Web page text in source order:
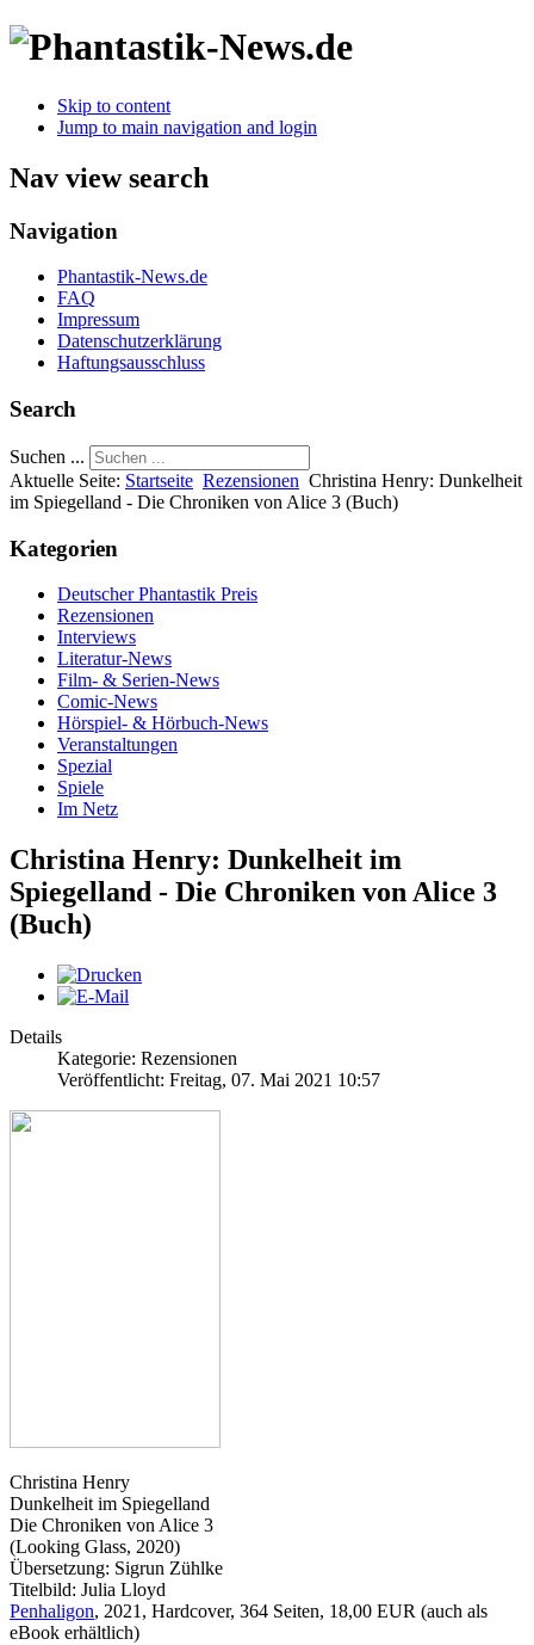
Skip to content
Jump to main navigation and login
Nav view search
Navigation
Phantastik-News.de
FAQ
Impressum
Datenschutzerklärung
Haftungsausschluss
Search
Suchen ...
Aktuelle Seite: Startseite Rezensionen Christina Henry: Dunkelheit
im Spiegelland - Die Chroniken von Alice 3 (Buch)
Kategorien
Deutscher Phantastik Preis
Rezensionen
Interviews
Literatur-News
Film- & Serien-News
Comic-News
Hörspiel- & Hörbuch-News
Veranstaltungen
Spezial
Spiele
Im Netz
Christina Henry: Dunkelheit im
Spiegelland - Die Chroniken von Alice 3
(Buch)
Details
Kategorie: Rezensionen
Veröffentlicht: Freitag, 07. Mai 2021 10:57
Christina Henry
Dunkelheit im Spiegelland
Die Chroniken von Alice 3
(Looking Glass, 2020)
Übersetzung: Sigrun Zühlke
Titelbild: Julia Lloyd
Penhaligon, 2021, Hardcover, 364 Seiten, 18,00 EUR (auch als
eBook erhältlich)